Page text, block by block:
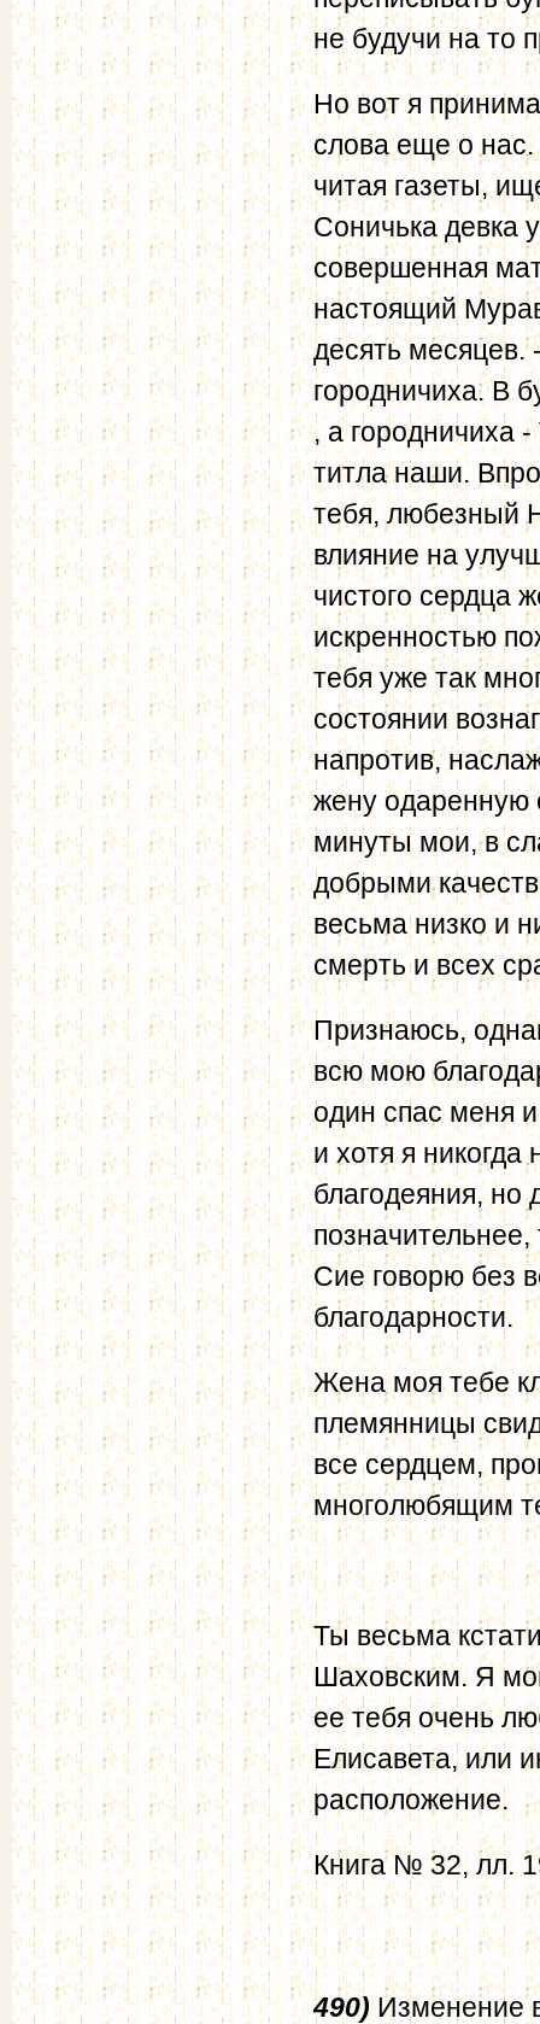
не будучи на то
Но вот я
слова еще о
читая газеты,
Соничька девка
совершенная
настоящий
десять
городничиха. В
, а городничиха
титла наши.
тебя, любезный
влияние на
чистого сердца
искренностью
тебя уже так
состоянии
напротив,
жену одаренную
минуты мои, в
добрыми
весьма низко и
смерть и всех
Признаюсь,
всю мою
один спас меня
и хотя я никогда
благодеяния, но
Сие говорю без
благодарности.
Жена моя тебе
племянницы
все сердцем,
многолюбящим
Ты весьма
Шаховским. Я
ее тебя очень
Елисавета, или
расположение.
Книга № 32, лл.
490)Изменение